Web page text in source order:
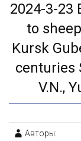
2024-3-23
to
Kursk
centuries
V.N.,
Авторы: